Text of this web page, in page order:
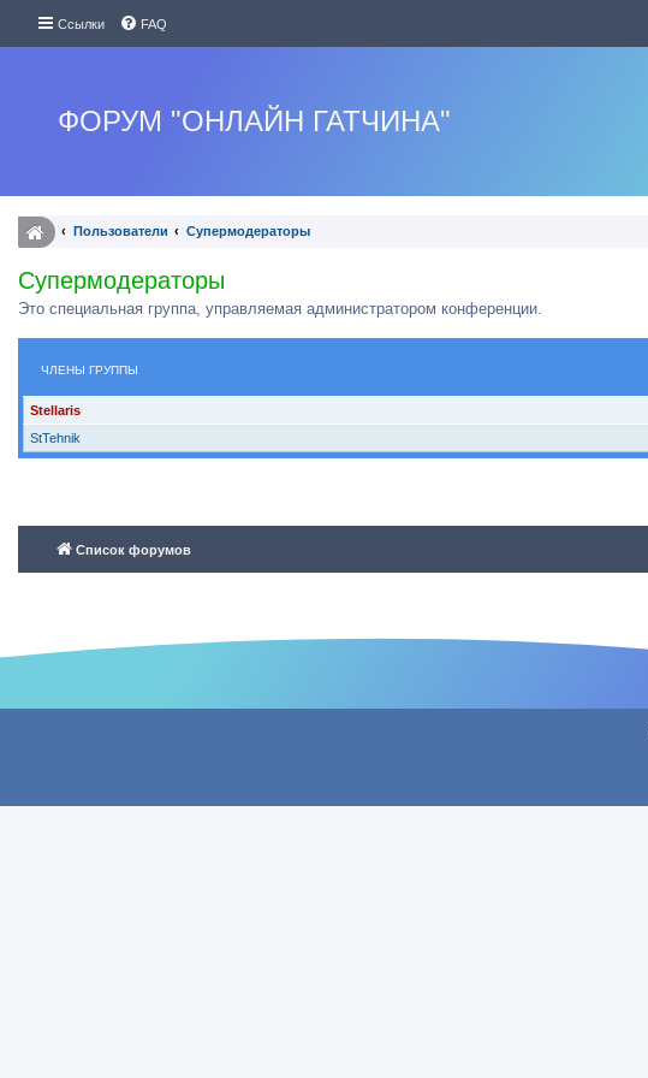
Ссылки FAQ
ФОРУМ "ОНЛАЙН ГАТЧИНА"
Пользователи Супермодераторы
Супермодераторы
Это специальная группа, управляемая администратором конференции.
ЧЛЕНЫ ГРУППЫ
Stellaris
StTehnik
Список форумов